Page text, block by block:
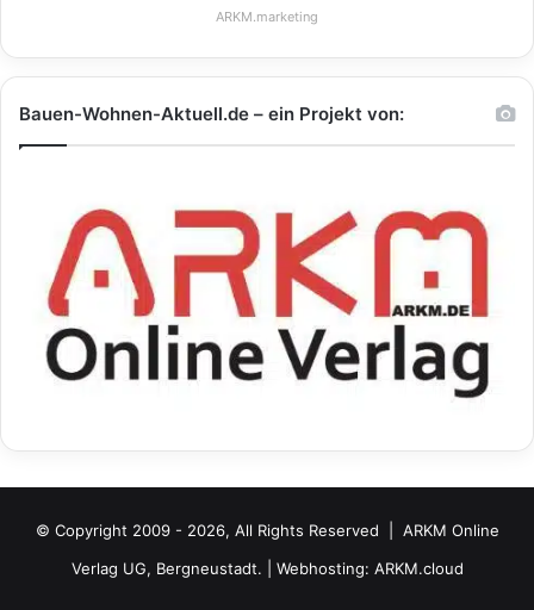
ARKM.marketing
Bauen-Wohnen-Aktuell.de – ein Projekt von:
© Copyright 2009 - 2026, All Rights Reserved | ARKM Online
Verlag UG, Bergneustadt. | Webhosting: ARKM.cloud